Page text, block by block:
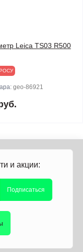
Leica TS03 R500
geo-86921
и акции:
Подписаться